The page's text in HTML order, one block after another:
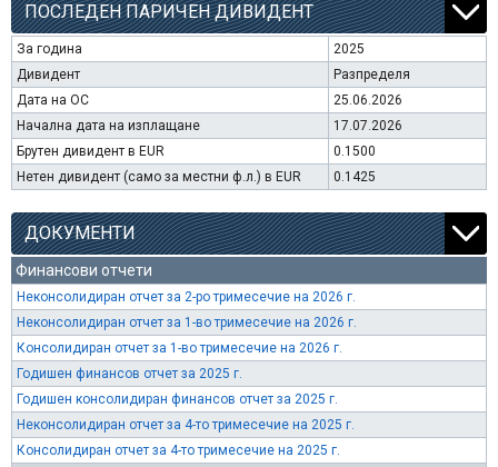
ПОСЛЕДЕН ПАРИЧЕН ДИВИДЕНТ
За година
2025
Дивидент
Разпределя
Дата на ОС
25.06.2026
Начална дата на изплащане
17.07.2026
Брутен дивидент в EUR
0.1500
Нетен дивидент (само за местни ф.л.) в EUR
0.1425
ДОКУМЕНТИ
Финансови отчети
Неконсолидиран отчет за 2-ро тримесечие на 2026 г.
Неконсолидиран отчет за 1-во тримесечие на 2026 г.
Консолидиран отчет за 1-во тримесечие на 2026 г.
Годишен финансов отчет за 2025 г.
Годишен консолидиран финансов отчет за 2025 г.
Неконсолидиран отчет за 4-то тримесечие на 2025 г.
Консолидиран отчет за 4-то тримесечие на 2025 г.